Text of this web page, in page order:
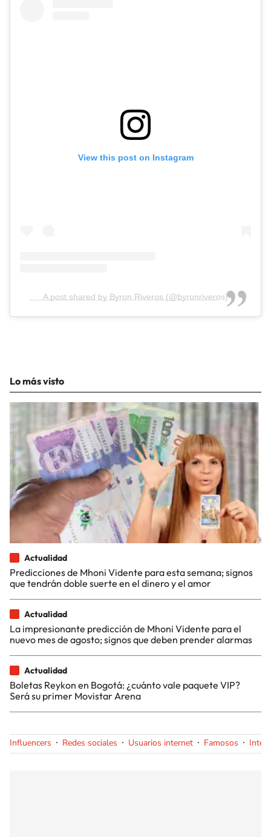
View this post on Instagram
A post shared by Byron Riveros (@byronriveros)
Lo más visto
Actualidad
Predicciones de Mhoni Vidente para esta semana; signos
que tendrán doble suerte en el dinero y el amor
Actualidad
La impresionante predicción de Mhoni Vidente para el
nuevo mes de agosto; signos que deben prender alarmas
Actualidad
Boletas Reykon en Bogotá: ¿cuánto vale paquete VIP?
Será su primer Movistar Arena
Influencers Redes sociales Usuarios internet Famosos